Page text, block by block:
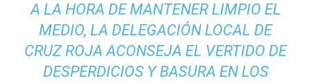
A LA HORA DE MANTENER LIMPIO EL
MEDIO, LA DELEGACIÓN LOCAL DE
CRUZ ROJA ACONSEJA EL VERTIDO DE
DESPERDICIOS Y BASURA EN LOS